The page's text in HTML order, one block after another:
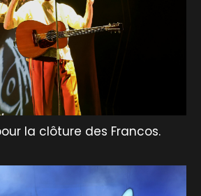
la clôture des Francos.